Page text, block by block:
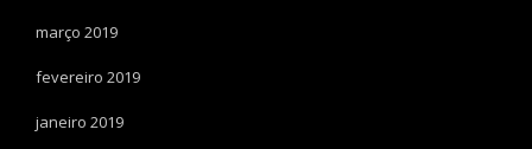
março 2019
fevereiro 2019
janeiro 2019